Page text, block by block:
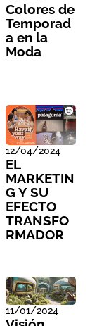
Colores de
Temporad
a en la
Moda
12/04/2024
EL
MARKETIN
G Y SU
EFECTO
TRANSFO
RMADOR
11/01/2024